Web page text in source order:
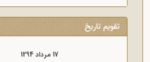
تقویم تاریخ
17 مرداد 1298